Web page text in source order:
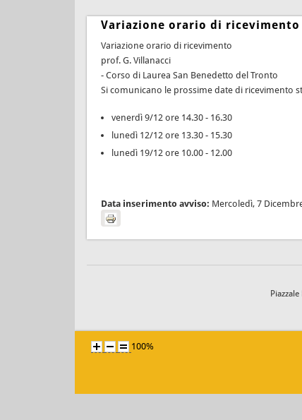
Variazione orario di
Variazione orario di ricevimento
prof. G. Villanacci
- Corso di Laurea San Benedetto del Tronto
Si comunicano le prossime date di ricevimento
venerdì 9/12 ore 14.30 - 16.30
lunedì 12/12 ore 13.30 - 15.30
lunedì 19/12 ore 10.00 - 12.00
Data inserimento avviso: Mercoledì, 7
100%